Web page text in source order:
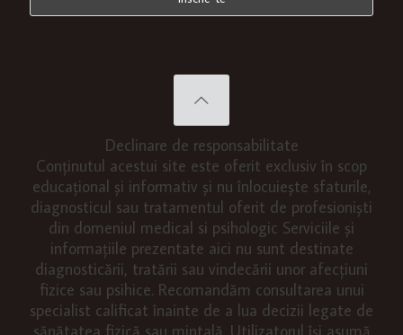
Declinare de responsabilitate
Conținutul acestui site este oferit exclusiv în scop
educațional și informativ și nu înlocuiește sfaturile,
diagnosticul sau tratamentul oferit de profesioniști
din domeniul medical si psihologic Serviciile și
informațiile prezentate aici nu sunt destinate
diagnosticării, tratării sau vindecării unor afecțiuni
fizice sau psihice. Recomandăm consultarea unui
specialist calificat înainte de a lua decizii legate de